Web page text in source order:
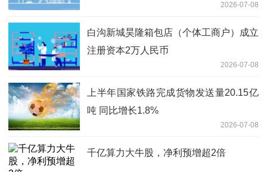
2026-07-08
白沟新城昊隆箱包店（个体工商户）成立
注册资本2万人民币
2026-07-08
上半年国家铁路完成货物发送量20.15亿
吨 同比增长1.8%
2026-07-08
千亿算力大牛股，净利预增超2倍